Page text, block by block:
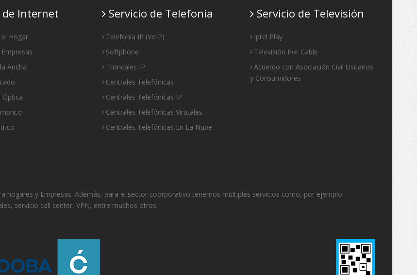
de Internet
Hogar
Ancha
Óptica
Servicio de Telefonía
Telefonía IP (VoIP)
Softphone
Troncales IP
Centrales Telefónicas
Centrales Telefónicas IP
Centrales Telefónicas Virtuales
Centrales Telefónicas En La Nube
Servicio de Televisión
Iptel Play
Televisión Por Cable
Acuerdo con Asociación Civil Usuarios
y Consumidores
hogares y Empresas. Además, para el sector coorporativo tenemos múltiples servicios como, por ejemplo:
servicio call center, VPN, entre muchos otros.